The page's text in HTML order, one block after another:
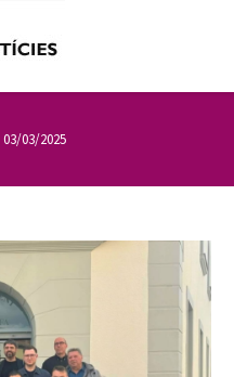
03/03/2025